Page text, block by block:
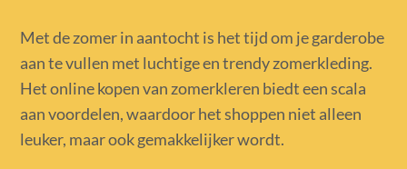
Met de zomer in aantocht is het tijd om je garderobe
aan te vullen met luchtige en trendy zomerkleding.
Het online kopen van zomerkleren biedt een scala
aan voordelen, waardoor het shoppen niet alleen
leuker, maar ook gemakkelijker wordt.